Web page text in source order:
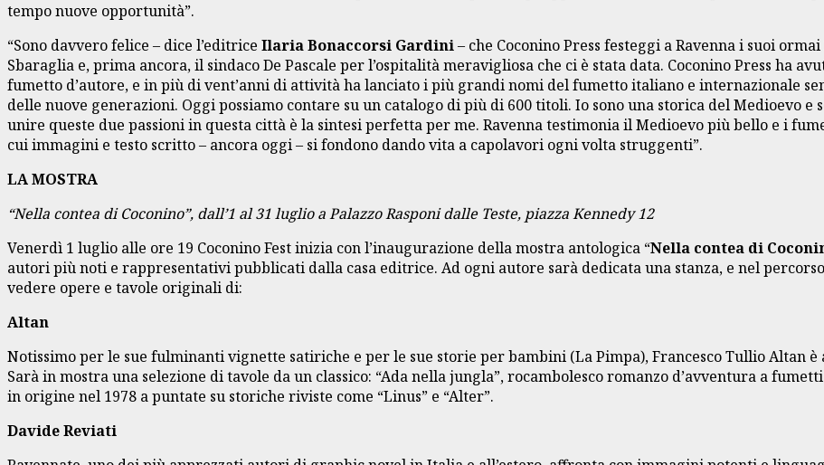
tempo nuove opportunità”.
“Sono davvero felice – dice l’editrice Ilaria Bonaccorsi Gardini– che Coconino Press festeggi a Ravenna i suoi
Sbaraglia e, prima ancora, il sindaco De Pascale per l’ospitalità meravigliosa che ci è stata data. Coconino Press ha
fumetto d’autore, e in più di vent’anni di attività ha lanciato i più grandi nomi del fumetto italiano e internazionale
delle nuove generazioni. Oggi possiamo contare su un catalogo di più di 600 titoli. Io sono una storica del Medioevo e
unire queste due passioni in questa città è la sintesi perfetta per me. Ravenna testimonia il Medioevo più bello e i
cui immagini e testo scritto – ancora oggi – si fondono dando vita a capolavori ogni volta struggenti”.
LA MOSTRA
“Nella contea di Coconino”, dall’1 al 31 luglio a Palazzo Rasponi dalle Teste, piazza Kennedy 12
Venerdì 1 luglio alle ore 19 Coconino Fest inizia con l’inaugurazione della mostra antologica “Nella contea di
autori più noti e rappresentativi pubblicati dalla casa editrice. Ad ogni autore sarà dedicata una stanza, e nel
vedere opere e tavole originali di:
Altan
Notissimo per le sue fulminanti vignette satiriche e per le sue storie per bambini (La Pimpa), Francesco Tullio Altan
Sarà in mostra una selezione di tavole da un classico: “Ada nella jungla”, rocambolesco romanzo d’avventura a
in origine nel 1978 a puntate su storiche riviste come “Linus” e “Alter”.
Davide Reviati